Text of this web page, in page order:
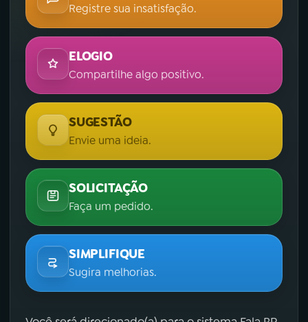
Registre sua insatisfação.
ELOGIO
Compartilhe algo positivo.
SUGESTÃO
Envie uma ideia.
SOLICITAÇÃO
Faça um pedido.
SIMPLIFIQUE
Sugira melhorias.